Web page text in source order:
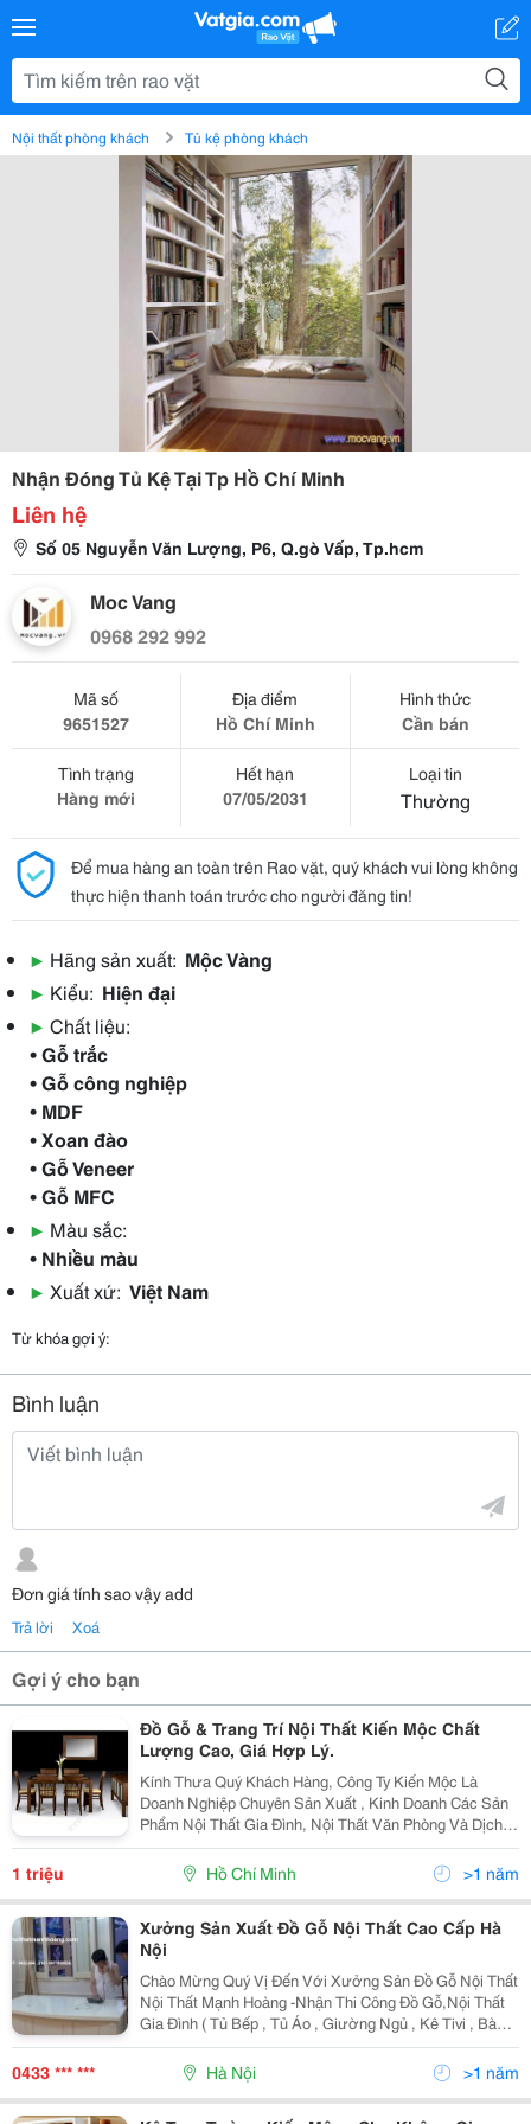
Nội thất phòng khách Tủ kệ phòng khách
Nhận Đóng Tủ Kệ Tại Tp Hồ Chí Minh
Liên hệ
Số 05 Nguyễn Văn Lượng, P6, Q.gò Vấp, Tp.hcm
Moc Vang
0968 292 992
Mã số
9651527
Địa điểm
Hồ Chí Minh
Hình thức
Cần bán
Tình trạng
Hàng mới
Hết hạn
07/05/2031
Loại tin
Thường
Để mua hàng an toàn trên Rao vặt, quý khách vui lòng không
thực hiện thanh toán trước cho người đăng tin!
▶ Hãng sản xuất: Mộc Vàng
▶ Kiểu: Hiện đại
▶ Chất liệu:
• Gỗ trắc
• Gỗ công nghiệp
• MDF
• Xoan đào
• Gỗ Veneer
• Gỗ MFC
▶ Màu sắc:
• Nhiều màu
▶ Xuất xứ: Việt Nam
Từ khóa gợi ý:
Bình luận
Đơn giá tính sao vậy add
Trả lời Xoá
Gợi ý cho bạn
Đồ Gỗ & Trang Trí Nội Thất Kiến Mộc Chất
Lượng Cao, Giá Hợp Lý.
Kính Thưa Quý Khách Hàng, Công Ty Kiến Mộc Là
Doanh Nghiệp Chuyên Sản Xuất , Kinh Doanh Các Sản
Phẩm Nội Thất Gia Đình, Nội Thất Văn Phòng Và Dịch
Vụ Trang Trí Nội Thất . Với Diện Tích Nhà Xưởng Hơn
500 M 2 Cùng Với Dây Chuyền Máy Móc Hiện Đại Và...
1 triệu Hồ Chí Minh >1 năm
Xưởng Sản Xuất Đồ Gỗ Nội Thất Cao Cấp Hà
Nội
Chào Mừng Quý Vị Đến Với Xưởng Sản Đồ Gỗ Nội Thất
Nội Thất Mạnh Hoàng -Nhận Thi Công Đồ Gỗ,Nội Thất
Gia Đình ( Tủ Bếp , Tủ Áo , Giường Ngủ , Kê Tivi , Bàn
Nghế Ăn , Nội Thất Phòng Trẻ Em... -Nội Thất Văn
Phòng , Showrrom , Shop , Hội Chợ Triển Lãm...
0433 *** *** Hà Nội >1 năm